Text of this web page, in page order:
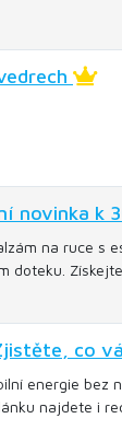
novinka k
na ruce s
doteku.
co
energie
najdete i